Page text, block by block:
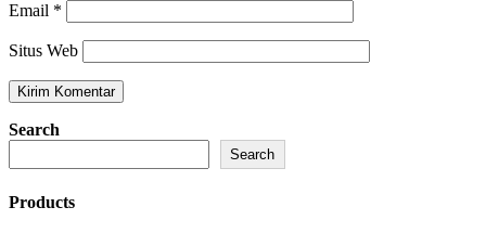
Email *
Situs Web
Search
Search
Products